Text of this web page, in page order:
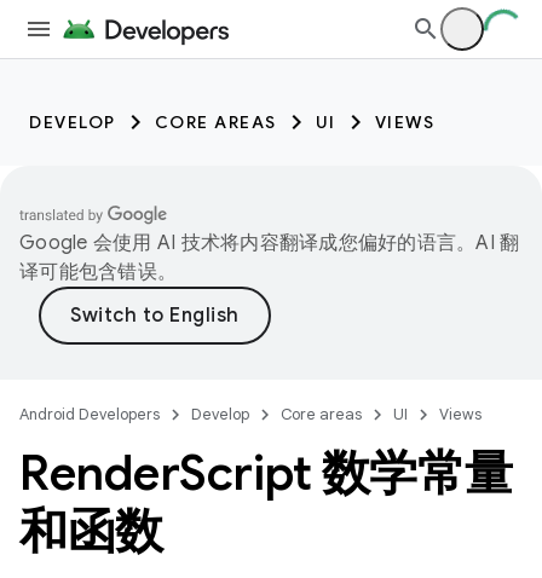
DEVELOP CORE AREAS UI VIEWS
Google 会使用 AI 技术将内容翻译成您偏好的语言。AI 翻
译可能包含错误。
Android Developers Develop Core areas UI Views
RenderScript 数学常量
和函数